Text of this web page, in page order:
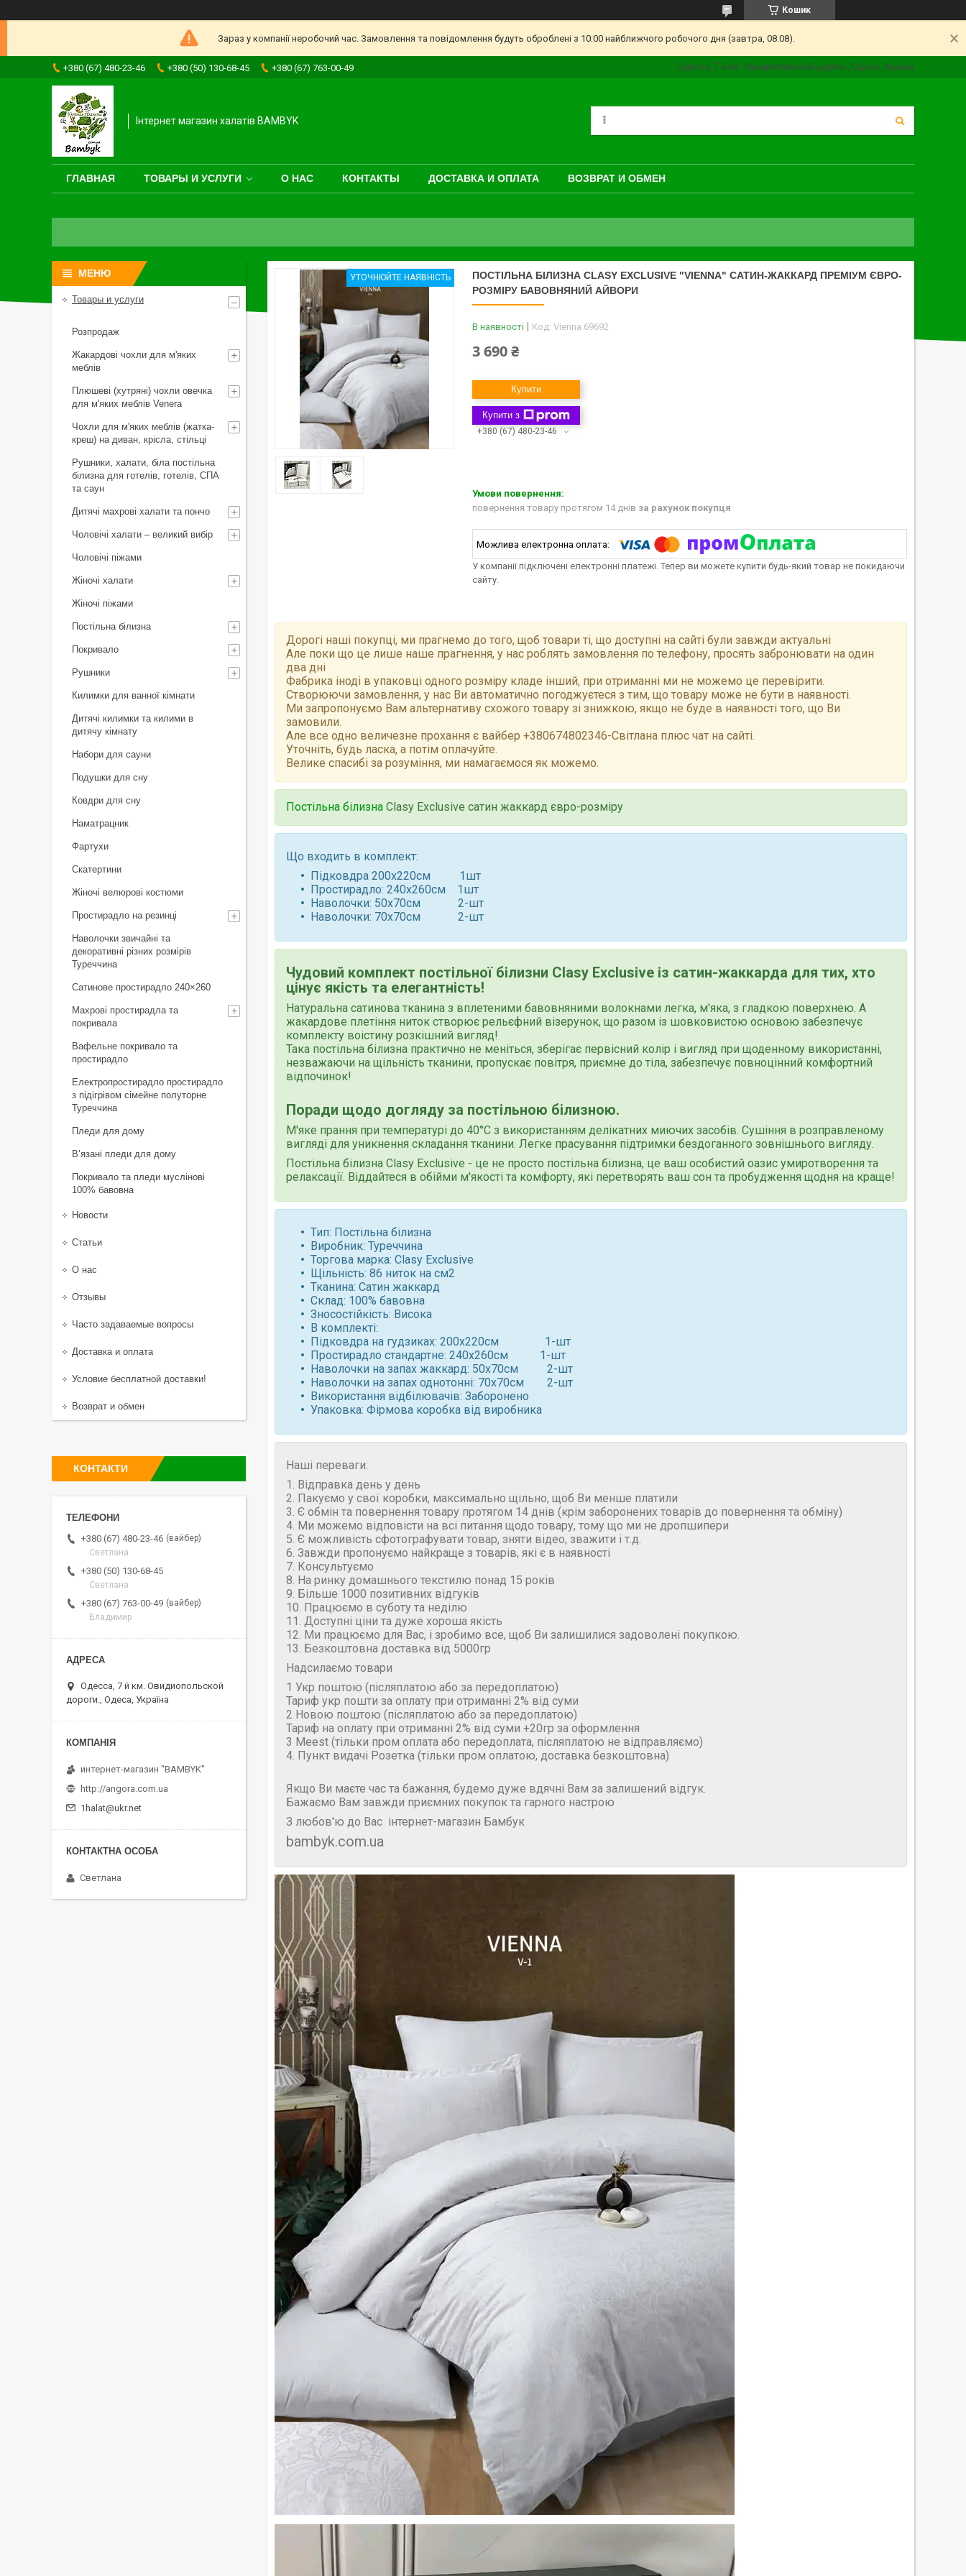
Кошик
Зараз у компанії неробочий час. Замовлення та повідомлення будуть оброблені з 10:00 найближчого робочого дня (завтра, 08.08).
+380 (67) 480-23-46 +380 (50) 130-68-45 +380 (67) 763-00-49 Одесса, 7 й км. Овидиопольской дороги., Одеса, Україна
Інтернет магазин халатів BAMBYK
ГЛАВНАЯ ТОВАРЫ И УСЛУГИ О НАС КОНТАКТЫ ДОСТАВКА И ОПЛАТА ВОЗВРАТ И ОБМЕН
УТОЧНЮЙТЕ НАЯВНІСТЬ
ПОСТІЛЬНА БІЛИЗНА CLASY EXCLUSIVE "VIENNA" САТИН-ЖАККАРД ПРЕМІУМ ЄВРО-
РОЗМІРУ БАВОВНЯНИЙ АЙВОРИ
В наявності Код: Vienna 69692
3 690 ₴
Купити
Купити з
+380 (67) 480-23-46
повернення товару протягом 14 днів за рахунок покупця
У компанії підключені електронні платежі. Тепер ви можете купити будь-який товар не покидаючи
сайту.
Дорогі наші покупці, ми прагнемо до того, щоб товари ті, що доступні на сайті були завжди актуальні
Але поки що це лише наше прагнення, у нас роблять замовлення по телефону, просять забронювати на один
два дні
Фабрика іноді в упаковці одного розміру кладе інший, при отриманні ми не можемо це перевірити.
Створюючи замовлення, у нас Ви автоматично погоджуєтеся з тим, що товару може не бути в наявності.
Ми запропонуємо Вам альтернативу схожого товару зі знижкою, якщо не буде в наявності того, що Ви
замовили.
Але все одно величезне прохання є вайбер +380674802346-Світлана плюс чат на сайті.
Уточніть, будь ласка, а потім оплачуйте.
Велике спасибі за розуміння, ми намагаємося як можемо.
Постільна білизна Clasy Exclusive сатин жаккард євро-розміру
Що входить в комплект:
Підковдра 200x220см 1шт
Простирадло: 240x260см 1шт
Наволочки: 50x70см 2-шт
Наволочки: 70x70см 2-шт
Чудовий комплект постільної білизни Clasy Exclusive із сатин-жаккарда для тих, хто
цінує якість та елегантність!
Натуральна сатинова тканина з вплетеними бавовняними волокнами легка, м'яка, з гладкою поверхнею. А
жакардове плетіння ниток створює рельєфний візерунок, що разом із шовковистою основою забезпечує
комплекту воістину розкішний вигляд!
Така постільна білизна практично не меніться, зберігає первісний колір і вигляд при щоденному використанні,
незважаючи на щільність тканини, пропускає повітря, приємне до тіла, забезпечує повноцінний комфортний
відпочинок!
Поради щодо догляду за постільною білизною.
М'яке прання при температурі до 40°C з використанням делікатних миючих засобів. Сушіння в розправленому
вигляді для уникнення складання тканини. Легке прасування підтримки бездоганного зовнішнього вигляду.
Постільна білизна Clasy Exclusive - це не просто постільна білизна, це ваш особистий оазис умиротворення та
релаксації. Віддайтеся в обійми м'якості та комфорту, які перетворять ваш сон та пробудження щодня на краще!
Тип: Постільна білизна
Виробник: Туреччина
Торгова марка: Clasy Exclusive
Щільність: 86 ниток на см2
Тканина: Сатин жаккард
Склад: 100% бавовна
Зносостійкість: Висока
В комплекті:
Підковдра на гудзиках: 200x220см 1-шт
Простирадло стандартне: 240x260см 1-шт
Наволочки на запах жаккард: 50x70см 2-шт
Наволочки на запах однотоннi: 70x70см 2-шт ⠀
Використання відбілювачів: Заборонено
Упаковка: Фірмова коробка від виробника
Наші переваги:
1. Відправка день у день
2. Пакуємо у свої коробки, максимально щільно, щоб Ви менше платили
3. Є обмін та повернення товару протягом 14 днів (крім заборонених товарів до повернення та обміну)
4. Ми можемо відповісти на всі питання щодо товару, тому що ми не дропшипери
5. Є можливість сфотографувати товар, зняти відео, зважити і т.д.
6. Завжди пропонуємо найкраще з товарів, які є в наявності
7. Консультуємо
8. На ринку домашнього текстилю понад 15 років
9. Більше 1000 позитивних відгуків
10. Працюємо в суботу та неділю
11. Доступні ціни та дуже хороша якість
12. Ми працюємо для Вас, і зробимо все, щоб Ви залишилися задоволені покупкою.
13. Безкоштовна доставка від 5000гр
Надсилаємо товари
1 Укр поштою (пiсляплатою або за передоплатою)
Тариф укр пошти за оплату при отриманні 2% від суми
2 Новою поштою (пiсляплатою або за передоплатою)
Тариф на оплату при отриманні 2% від суми +20гр за оформлення
3 Meest (тільки пром оплата або передоплата, післяплатою не відправляємо)
4. Пункт видачі Розетка (тільки пром оплатою, доставка безкоштовна)
Якщо Ви маєте час та бажання, будемо дуже вдячні Вам за залишений відгук.
Бажаємо Вам завжди приємних покупок та гарного настрою
З любов'ю до Вас інтернет-магазин Бамбук
bambyk.com.ua
Товары и услуги
Розпродаж
Жакардові чохли для м'яких
меблів
Плюшеві (хутряні) чохли овечка
для м'яких меблів Venera
Чохли для м'яких меблів (жатка-
креш) на диван, крісла, стільці
Рушники, халати, біла постільна
білизна для готелів, готелів, СПА
та саун
Дитячі махрові халати та пончо
Чоловічі халати – великий вибір
Чоловічі піжами
Жіночі халати
Жіночі піжами
Постільна білизна
Покривало
Рушники
Килимки для ванної кімнати
Дитячі килимки та килими в
дитячу кімнату
Набори для сауни
Подушки для сну
Ковдри для сну
Наматрацник
Фартухи
Скатертини
Жіночі велюрові костюми
Простирадло на резинці
Наволочки звичайні та
декоративні різних розмірів
Туреччина
Сатинове простирадло 240×260
Махрові простирадла та
покривала
Вафельне покривало та
простирадло
Електропростирадло простирадло
з підігрівом сімейне полуторне
Туреччина
Пледи для дому
В’язані пледи для дому
Покривало та пледи муслінові
100% бавовна
Новости
Статьи
О нас
Отзывы
Часто задаваемые вопросы
Доставка и оплата
Условие бесплатной доставки!
Возврат и обмен
КОНТАКТИ
+380 (67) 480-23-46
вайбер
Светлана
+380 (50) 130-68-45
Светлана
+380 (67) 763-00-49
вайбер
Владимир
Одесса, 7 й км. Овидиопольской
дороги., Одеса, Україна
интернет-магазин "BAMBYK"
http://angora.com.ua
1halat@ukr.net
Светлана